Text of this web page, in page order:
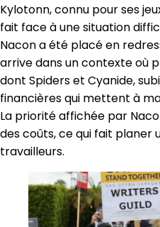
Kylotonn, connu pour ses
fait face à une situation
Nacon a été placé en
arrive dans un contexte où
dont Spiders et Cyanide,
financières qui mettent à
La priorité affichée par
des coûts, ce qui fait planer
travailleurs.